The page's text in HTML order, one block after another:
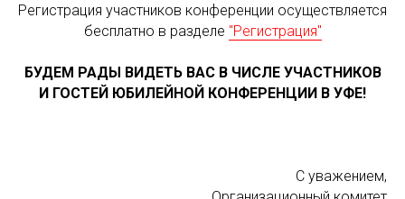
Регистрация участников конференции осуществляется
бесплатно в разделе "Регистрация"
БУДЕМ РАДЫ ВИДЕТЬ ВАС В ЧИСЛЕ УЧАСТНИКОВ
И ГОСТЕЙ ЮБИЛЕЙНОЙ КОНФЕРЕНЦИИ В УФЕ!
С уважением,